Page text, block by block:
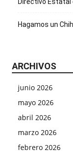
Hagamos un
ARCHIVOS
junio 2026
mayo 2026
abril 2026
marzo 2026
febrero 2026